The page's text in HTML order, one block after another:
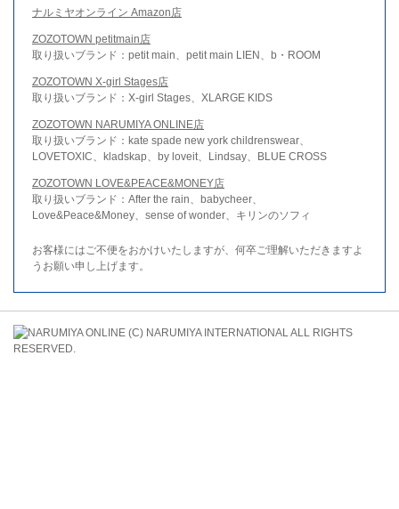
ナルミヤオンライン Amazon店
ZOZOTOWN petitmain店
取り扱いブランド：petit main、petit main LIEN、b・ROOM
ZOZOTOWN X-girl Stages店
取り扱いブランド：X-girl Stages、XLARGE KIDS
ZOZOTOWN NARUMIYA ONLINE店
取り扱いブランド：kate spade new york childrenswear、
LOVETOXIC、kladskap、by loveit、Lindsay、BLUE CROSS
ZOZOTOWN LOVE&PEACE&MONEY店
取り扱いブランド：After the rain、babycheer、
Love&Peace&Money、sense of wonder、キリンのソフィ
お客様にはご不便をおかけいたしますが、何卒ご理解いただきますよ
うお願い申し上げます。